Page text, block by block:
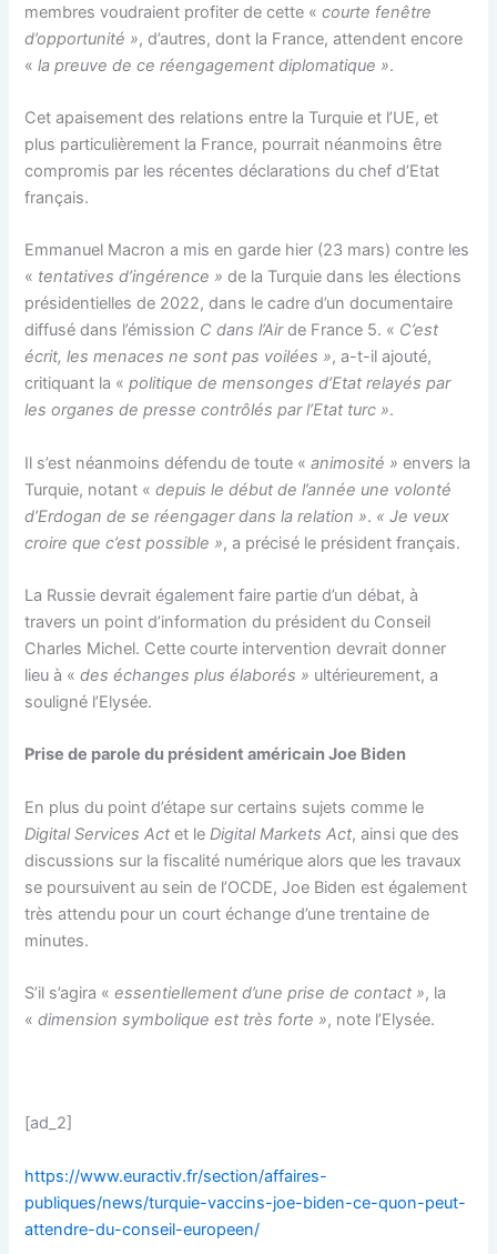
membres voudraient profiter de cette «courte fenêtre
d’opportunité », d’autres, dont la France, attendent encore
«la preuve de ce réengagement diplomatique ».
Cet apaisement des relations entre la Turquie et l’UE, et
plus particulièrement la France, pourrait néanmoins être
compromis par les récentes déclarations du chef d’Etat
français.
Emmanuel Macron a mis en garde hier (23 mars) contre les
« tentatives d’ingérence » de la Turquie dans les élections
présidentielles de 2022, dans le cadre d’un documentaire
diffusé dans l’émission C dans l’Airde France 5. « C’est
écrit, les menaces ne sont pas voilées », a-t-il ajouté,
critiquant la «politique de mensonges d’Etat relayés par
les organes de presse contrôlés par l’Etat turc ».
Il s’est néanmoins défendu de toute «animosité » envers la
Turquie, notant «depuis le début de l’année une volonté
d’Erdogan de se réengager dans la relation ». « Je veux
croire que c’est possible », a précisé le président français.
La Russie devrait également faire partie d’un débat, à
travers un point d’information du président du Conseil
Charles Michel. Cette courte intervention devrait donner
lieu à «des échanges plus élaborés » ultérieurement, a
souligné l’Elysée.
Prise de parole du président américain Joe Biden
En plus du point d’étape sur certains sujets comme le
Digital Services Act et leDigital Markets Act, ainsi que des
discussions sur la fiscalité numérique alors que les travaux
se poursuivent au sein de l’OCDE, Joe Biden est également
très attendu pour un court échange d’une trentaine de
minutes.
S’il s’agira «essentiellement d’une prise de contact », la
«dimension symbolique est très forte », note l’Elysée.
[ad_2]
https://www.euractiv.fr/section/affaires-
publiques/news/turquie-vaccins-joe-biden-ce-quon-peut-
attendre-du-conseil-europeen/